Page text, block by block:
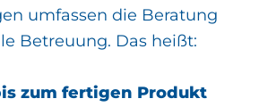
umfassen die Beratung
Betreuung. Das heißt:
zum fertigen Produkt